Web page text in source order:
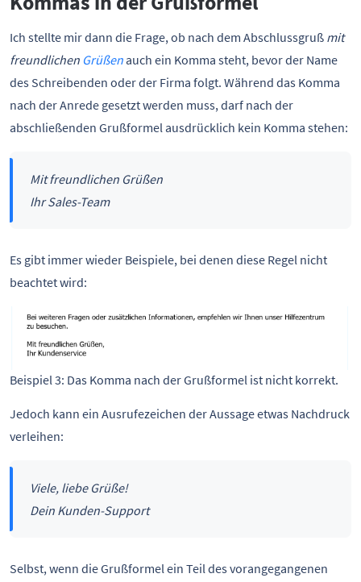
Ich stellte mir dann die Frage, ob nach dem Abschlussgruß mit
freundlichen Grüßenauch ein Komma steht, bevor der Name
des Schreibenden oder der Firma folgt. Während das Komma
nach der Anrede gesetzt werden muss, darf nach der
abschließenden Grußformel ausdrücklich kein Komma stehen:
Mit freundlichen Grüßen
Ihr Sales-Team
Es gibt immer wieder Beispiele, bei denen diese Regel nicht
beachtet wird:
Beispiel 3: Das Komma nach der Grußformel ist nicht korrekt.
Jedoch kann ein Ausrufezeichen der Aussage etwas Nachdruck
verleihen:
Viele, liebe Grüße!
Dein Kunden-Support
Selbst, wenn die Grußformel ein Teil des vorangegangenen